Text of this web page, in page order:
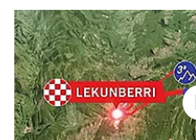
Ciclismo
Herri-kirolak